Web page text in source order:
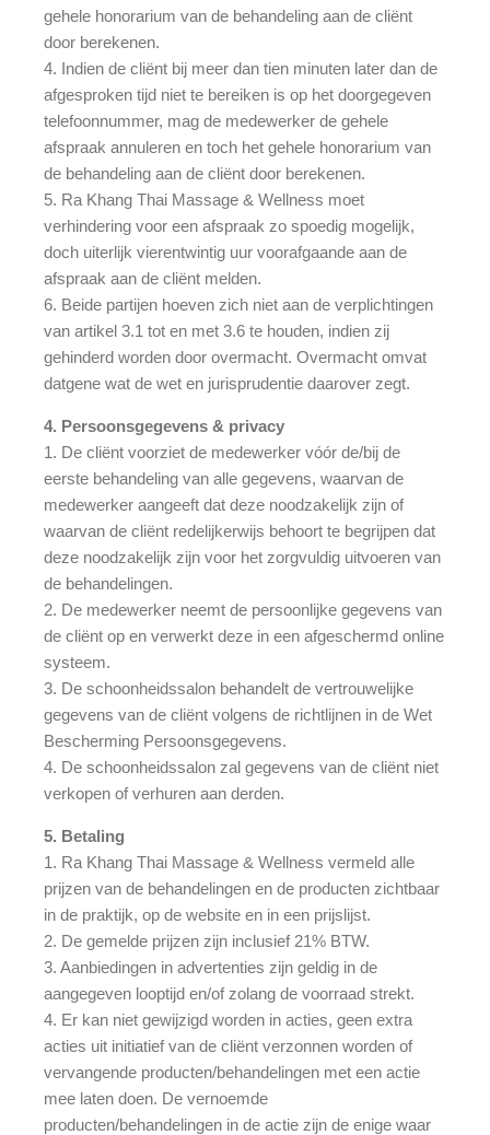
gehele honorarium van de behandeling aan de cliënt
door berekenen.
4. Indien de cliënt bij meer dan tien minuten later dan de
afgesproken tijd niet te bereiken is op het doorgegeven
telefoonnummer, mag de medewerker de gehele
afspraak annuleren en toch het gehele honorarium van
de behandeling aan de cliënt door berekenen.
5. Ra Khang Thai Massage & Wellness moet
verhindering voor een afspraak zo spoedig mogelijk,
doch uiterlijk vierentwintig uur voorafgaande aan de
afspraak aan de cliënt melden.
6. Beide partijen hoeven zich niet aan de verplichtingen
van artikel 3.1 tot en met 3.6 te houden, indien zij
gehinderd worden door overmacht. Overmacht omvat
datgene wat de wet en jurisprudentie daarover zegt.
4. Persoonsgegevens & privacy
1. De cliënt voorziet de medewerker vóór de/bij de
eerste behandeling van alle gegevens, waarvan de
medewerker aangeeft dat deze noodzakelijk zijn of
waarvan de cliënt redelijkerwijs behoort te begrijpen dat
deze noodzakelijk zijn voor het zorgvuldig uitvoeren van
de behandelingen.
2. De medewerker neemt de persoonlijke gegevens van
de cliënt op en verwerkt deze in een afgeschermd online
systeem.
3. De schoonheidssalon behandelt de vertrouwelijke
gegevens van de cliënt volgens de richtlijnen in de Wet
Bescherming Persoonsgegevens.
4. De schoonheidssalon zal gegevens van de cliënt niet
verkopen of verhuren aan derden.
5. Betaling
1. Ra Khang Thai Massage & Wellness vermeld alle
prijzen van de behandelingen en de producten zichtbaar
in de praktijk, op de website en in een prijslijst.
2. De gemelde prijzen zijn inclusief 21% BTW.
3. Aanbiedingen in advertenties zijn geldig in de
aangegeven looptijd en/of zolang de voorraad strekt.
4. Er kan niet gewijzigd worden in acties, geen extra
acties uit initiatief van de cliënt verzonnen worden of
vervangende producten/behandelingen met een actie
mee laten doen. De vernoemde
producten/behandelingen in de actie zijn de enige waar